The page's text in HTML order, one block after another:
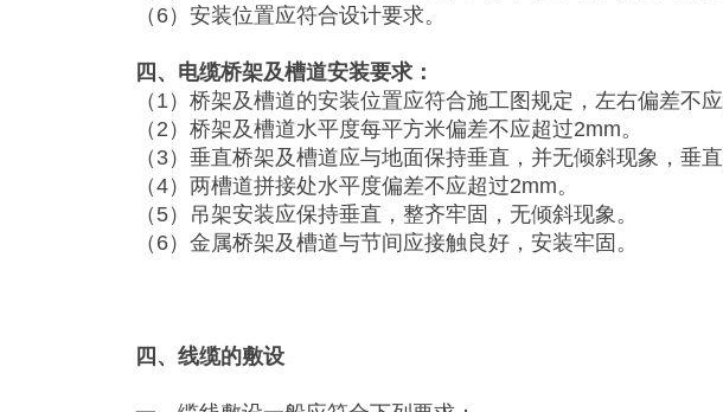
（6）安装位置应符合设计要求。
四、电缆桥架及槽道安装要求：
（1）桥架及槽道的安装位置应符合施工图规定，左右偏差不
（2）桥架及槽道水平度每平方米偏差不应超过2mm。
（3）垂直桥架及槽道应与地面保持垂直，并无倾斜现象，垂
（4）两槽道拼接处水平度偏差不应超过2mm。
（5）吊架安装应保持垂直，整齐牢固，无倾斜现象。
（6）金属桥架及槽道与节间应接触良好，安装牢固。
四、线缆的敷设